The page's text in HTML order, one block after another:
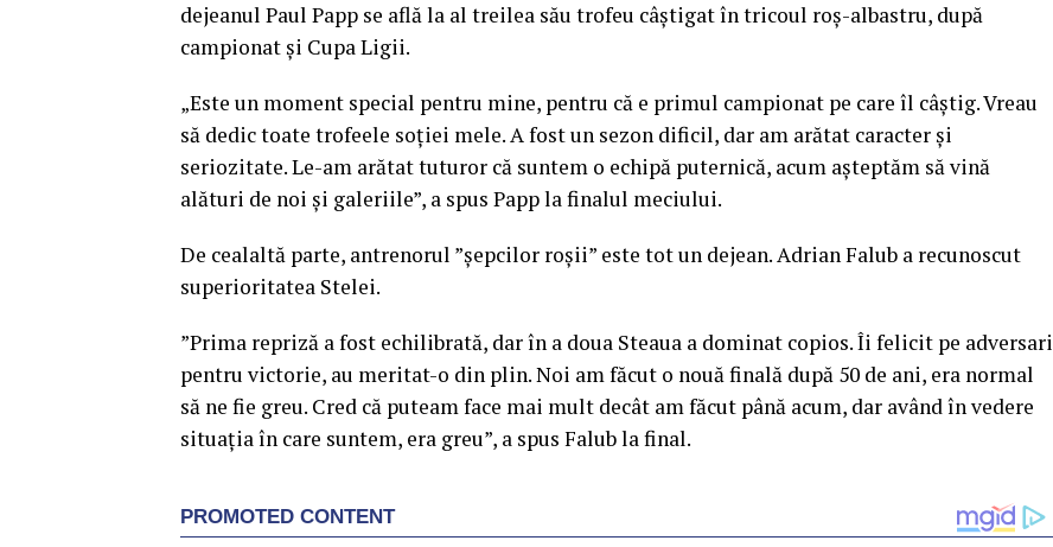
dejeanul Paul Papp se află la al treilea său trofeu câștigat în tricoul roș-albastru, după
campionat și Cupa Ligii.
„Este un moment special pentru mine, pentru că e primul campionat pe care îl câştig. Vreau
să dedic toate trofeele soţiei mele. A fost un sezon dificil, dar am arătat caracter şi
seriozitate. Le-am arătat tuturor că suntem o echipă puternică, acum aşteptăm să vină
alături de noi şi galeriile”, a spus Papp la finalul meciului.
De cealaltă parte, antrenorul ”șepcilor roșii” este tot un dejean. Adrian Falub a recunoscut
superioritatea Stelei.
”Prima repriză a fost echilibrată, dar în a doua Steaua a dominat copios. Îi felicit pe adversari
pentru victorie, au meritat-o din plin. Noi am făcut o nouă finală după 50 de ani, era normal
să ne fie greu. Cred că puteam face mai mult decât am făcut până acum, dar având în vedere
situaţia în care suntem, era greu”, a spus Falub la final.